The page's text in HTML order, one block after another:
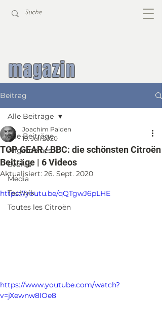
Beitrag
Alle Beiträge
Allgemeines
Events
Media
Technik
Toutes les Citroën
Alle Beiträge
TOP GEAR / BBC: die schönsten Citroën
Beiträge | 6 Videos
Joachim Palden
19. Juli 2020
Aktualisiert: 26. Sept. 2020
https://youtu.be/qQTgwJ6pLHE
https://www.youtube.com/watch?
v=jXewnw8IOe8
magazin